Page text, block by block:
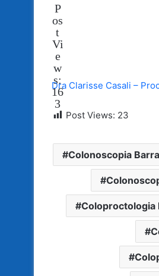
P
os
t
Vi
e
w
s:
16
3
Dra Clarisse Casali –
Post Views: 23
Colonoscopia
Coloproctologia